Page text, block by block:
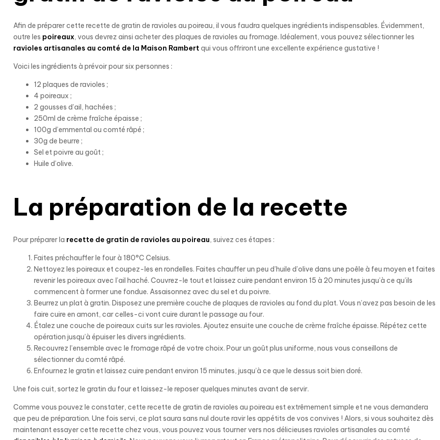
Afin de préparer cette recette de gratin de ravioles au poireau, il vous faudra quelques ingrédients indispensables. Évidemment,
outre les poireaux, vous devrez ainsi acheter des plaques de ravioles au fromage. Idéalement, vous pouvez sélectionner les
ravioles artisanales au comté de la Maison Rambert qui vous offriront une excellente expérience gustative !
Voici les ingrédients à prévoir pour six personnes :
12 plaques de ravioles ;
4 poireaux ;
2 gousses d’ail, hachées ;
250ml de crème fraîche épaisse ;
100g d’emmental ou comté râpé ;
30g de beurre ;
Sel et poivre au goût ;
Huile d’olive.
La préparation de la recette
Pour préparer la recette de gratin de ravioles au poireau, suivez ces étapes :
Faites préchauffer le four à 180°C Celsius.
Nettoyez les poireaux et coupez-les en rondelles. Faites chauffer un peu d’huile d’olive dans une poêle à feu moyen et faites
revenir les poireaux avec l’ail haché. Couvrez-le tout et laissez cuire pendant environ 15 à 20 minutes jusqu’à ce qu’ils
commencent à former une fondue. Assaisonnez avec du sel et du poivre.
Beurrez un plat à gratin. Disposez une première couche de plaques de ravioles au fond du plat. Vous n’avez pas besoin de les
faire cuire en amont, car celles-ci vont cuire durant le passage au four.
Étalez une couche de poireaux cuits sur les ravioles. Ajoutez ensuite une couche de crème fraîche épaisse. Répétez cette
opération jusqu’à épuiser les divers ingrédients.
Recouvrez l’ensemble avec le fromage râpé de votre choix. Pour un goût plus uniforme, nous vous conseillons de
sélectionner du comté râpé.
Enfournez le gratin et laissez cuire pendant environ 15 minutes, jusqu’à ce que le dessus soit bien doré.
Une fois cuit, sortez le gratin du four et laissez-le reposer quelques minutes avant de servir.
Comme vous pouvez le constater, cette recette de gratin de ravioles au poireau est extrêmement simple et ne vous demandera
que peu de préparation. Une fois servi, ce plat saura sans nul doute ravir les appétits de vos convives ! Alors, si vous souhaitez dès
maintenant essayer cette recette chez vous, vous pouvez vous tourner vers nos délicieuses ravioles artisanales au comté